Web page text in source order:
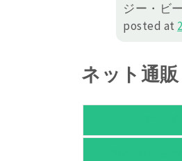
ジー・ビー
posted at
ネット通販